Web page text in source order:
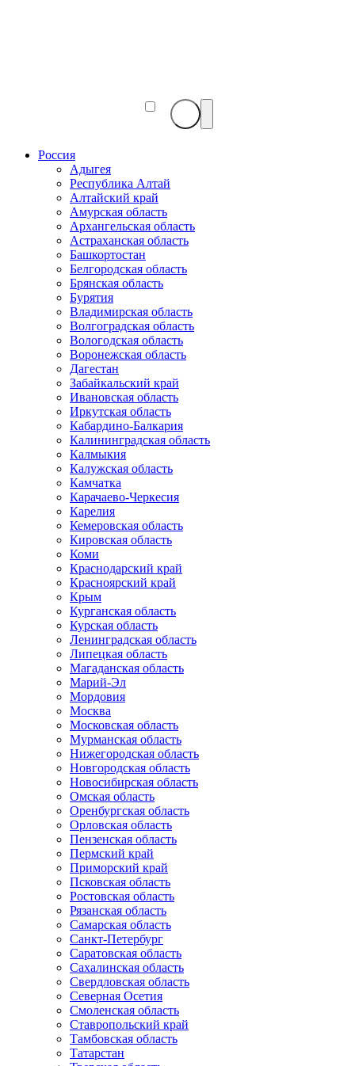
Россия
Адыгея
Республика Алтай
Алтайский край
Амурская область
Архангельская область
Астраханская область
Башкортостан
Белгородская область
Брянская область
Бурятия
Владимирская область
Волгоградская область
Вологодская область
Воронежская область
Дагестан
Забайкальский край
Ивановская область
Иркутская область
Кабардино-Балкария
Калининградская область
Калмыкия
Калужская область
Камчатка
Карачаево-Черкесия
Карелия
Кемеровская область
Кировская область
Коми
Краснодарский край
Красноярский край
Крым
Курганская область
Курская область
Ленинградская область
Липецкая область
Магаданская область
Марий-Эл
Мордовия
Москва
Московская область
Мурманская область
Нижегородская область
Новгородская область
Новосибирская область
Омская область
Оренбургская область
Орловская область
Пензенская область
Пермский край
Приморский край
Псковская область
Ростовская область
Рязанская область
Самарская область
Санкт-Петербург
Саратовская область
Сахалинская область
Свердловская область
Северная Осетия
Смоленская область
Ставропольский край
Тамбовская область
Татарстан